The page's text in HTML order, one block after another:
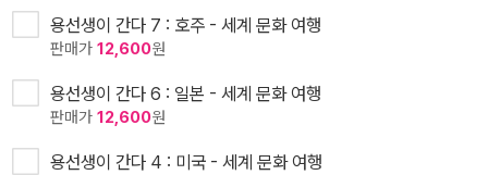
용선생이 간다 7 : 호주 - 세계 문화 여행
판매가 12,600원
용선생이 간다 6 : 일본 - 세계 문화 여행
판매가 12,600원
용선생이 간다 4 : 미국 - 세계 문화 여행